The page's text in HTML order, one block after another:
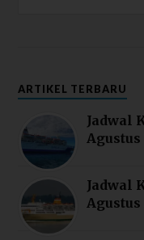
ARTIKEL TERBARU
Jadwal
Jadwal